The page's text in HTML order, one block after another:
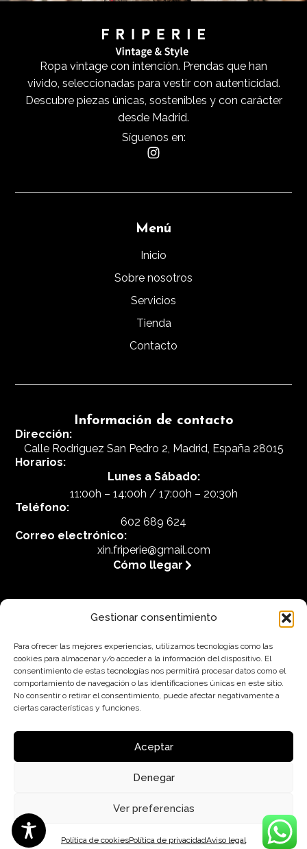
Gestionar consentimiento
Para ofrecer las mejores experiencias, utilizamos tecnologías como las
cookies para almacenar y/o acceder a la información del dispositivo. El
consentimiento de estas tecnologías nos permitirá procesar datos como el
comportamiento de navegación o las identificaciones únicas en este sitio.
No consentir o retirar el consentimiento, puede afectar negativamente a
ciertas características y funciones.
Aceptar
Denegar
Ver preferencias
Política de cookiesPolítica de privacidadAviso legal
Ropa vintage con intención. Prendas que han
vivido, seleccionadas para vestir con autenticidad.
Descubre piezas únicas, sostenibles y con carácter
desde Madrid.
Síguenos en:
Menú
Inicio
Sobre nosotros
Servicios
Tienda
Contacto
Información de contacto
Dirección:
Calle Rodriguez San Pedro 2, Madrid, España 28015
Horarios:
Lunes a Sábado:
11:00h – 14:00h / 17:00h – 20:30h
Teléfono:
602 689 624
Correo electrónico:
xin.friperie@gmail.com
Cómo llegar
Aviso legal
Política de privacidad
Política de cookies (UE)
Política de envíos y devoluciones
Accesibilidad